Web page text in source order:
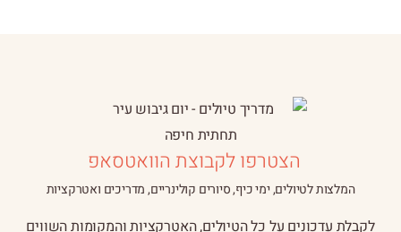
הצטרפו לקבוצת הוואטסאפ
המלצות לטיולים, ימי כיף, סיורים קולינריים, מדריכים ואטרקציות
לקבלת עדכונים על כל הטיולים, האטרקציות והמקומות השווים